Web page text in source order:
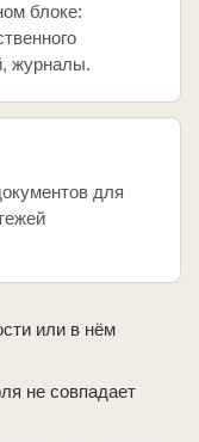
блоке:
журналы.
для
или в нём
не совпадает